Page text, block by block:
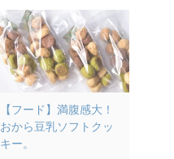
【フード】満腹感大！
おから豆乳ソフトクッ
キー。